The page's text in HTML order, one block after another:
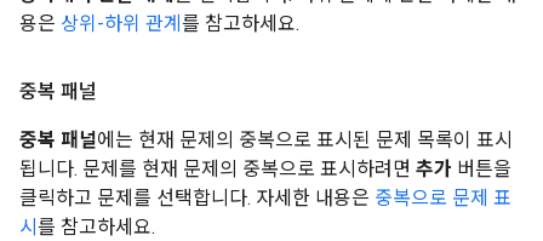
용은 상위-하위 관계 를 참고하세요.
중복 패널
중복 패널에는 현재 문제의 중복으로 표시된 문제 목록이 표시
됩니다. 문제를 현재 문제의 중복으로 표시하려면 추가 버튼을
클릭하고 문제를 선택합니다. 자세한 내용은 중복으로 문제 표
시 를 참고하세요.